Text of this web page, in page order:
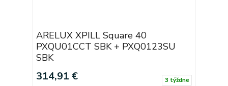
ARELUX XPILL Square 40
PXQU01CCT SBK + PXQ0123SU
SBK
314,91 € 3 týždne